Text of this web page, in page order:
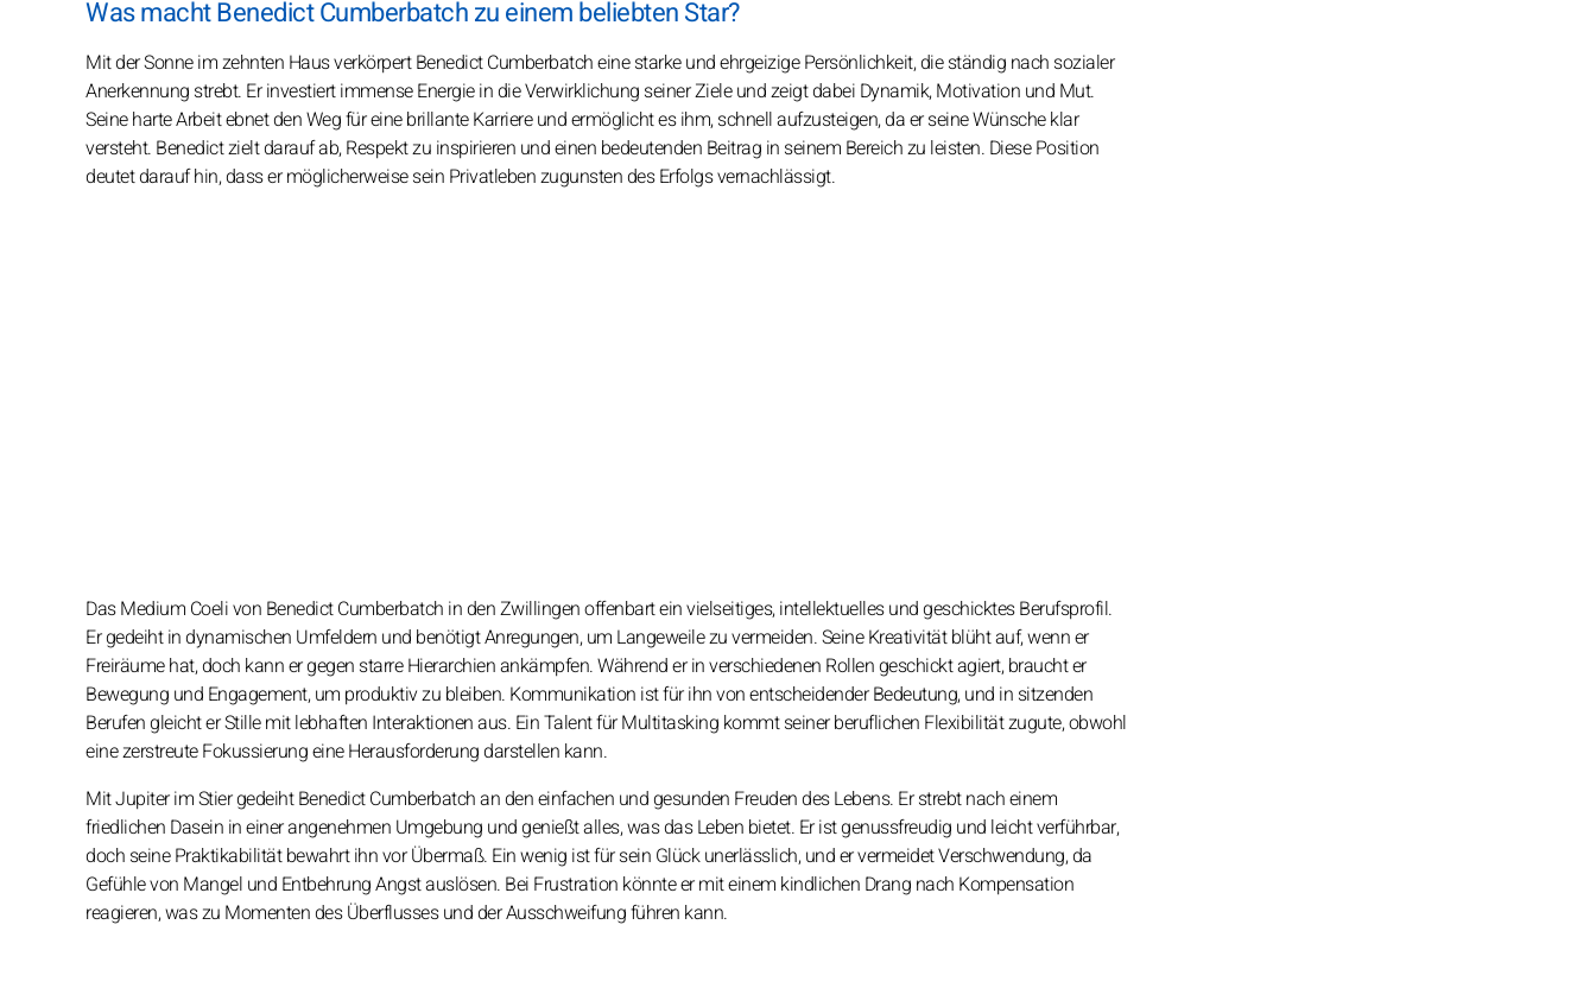
Was macht Benedict Cumberbatch zu einem beliebten Star?
Mit der Sonne im zehnten Haus verkörpert Benedict Cumberbatch eine starke und ehrgeizige Persönlichkeit, die ständig nach sozialer
Anerkennung strebt. Er investiert immense Energie in die Verwirklichung seiner Ziele und zeigt dabei Dynamik, Motivation und Mut.
Seine harte Arbeit ebnet den Weg für eine brillante Karriere und ermöglicht es ihm, schnell aufzusteigen, da er seine Wünsche klar
versteht. Benedict zielt darauf ab, Respekt zu inspirieren und einen bedeutenden Beitrag in seinem Bereich zu leisten. Diese Position
deutet darauf hin, dass er möglicherweise sein Privatleben zugunsten des Erfolgs vernachlässigt.
Das Medium Coeli von Benedict Cumberbatch in den Zwillingen offenbart ein vielseitiges, intellektuelles und geschicktes Berufsprofil.
Er gedeiht in dynamischen Umfeldern und benötigt Anregungen, um Langeweile zu vermeiden. Seine Kreativität blüht auf, wenn er
Freiräume hat, doch kann er gegen starre Hierarchien ankämpfen. Während er in verschiedenen Rollen geschickt agiert, braucht er
Bewegung und Engagement, um produktiv zu bleiben. Kommunikation ist für ihn von entscheidender Bedeutung, und in sitzenden
Berufen gleicht er Stille mit lebhaften Interaktionen aus. Ein Talent für Multitasking kommt seiner beruflichen Flexibilität zugute, obwohl
eine zerstreute Fokussierung eine Herausforderung darstellen kann.
Mit Jupiter im Stier gedeiht Benedict Cumberbatch an den einfachen und gesunden Freuden des Lebens. Er strebt nach einem
friedlichen Dasein in einer angenehmen Umgebung und genießt alles, was das Leben bietet. Er ist genussfreudig und leicht verführbar,
doch seine Praktikabilität bewahrt ihn vor Übermaß. Ein wenig ist für sein Glück unerlässlich, und er vermeidet Verschwendung, da
Gefühle von Mangel und Entbehrung Angst auslösen. Bei Frustration könnte er mit einem kindlichen Drang nach Kompensation
reagieren, was zu Momenten des Überflusses und der Ausschweifung führen kann.